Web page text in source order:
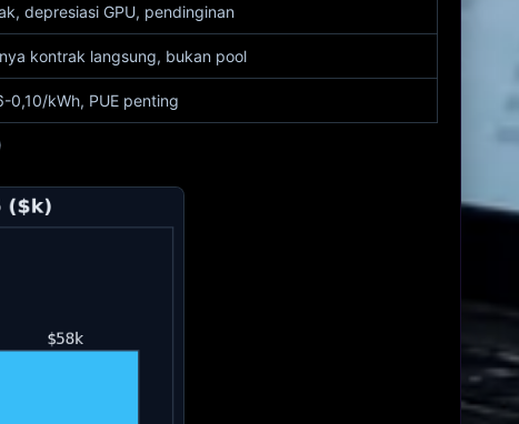
depresiasi GPU, pendinginan
kontrak langsung, bukan pool
0,10/kWh, PUE penting